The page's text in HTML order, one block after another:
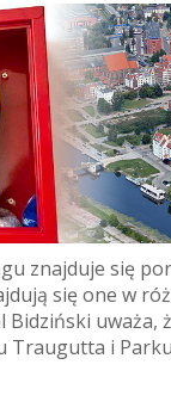
znajduje się
się one w
Bidziński uważa,
Traugutta i